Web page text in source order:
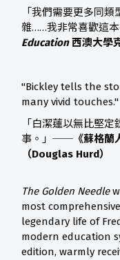
「我們需要更多同
雜……我非常喜歡這本
Education西澳大學
"Bickley tells the
many vivid touches."
「白潔蓮以無比堅
事。」 ──《蘇格蘭
（Douglas Hurd）
The Golden Needle
most
legendary life of
modern education
edition, warmly